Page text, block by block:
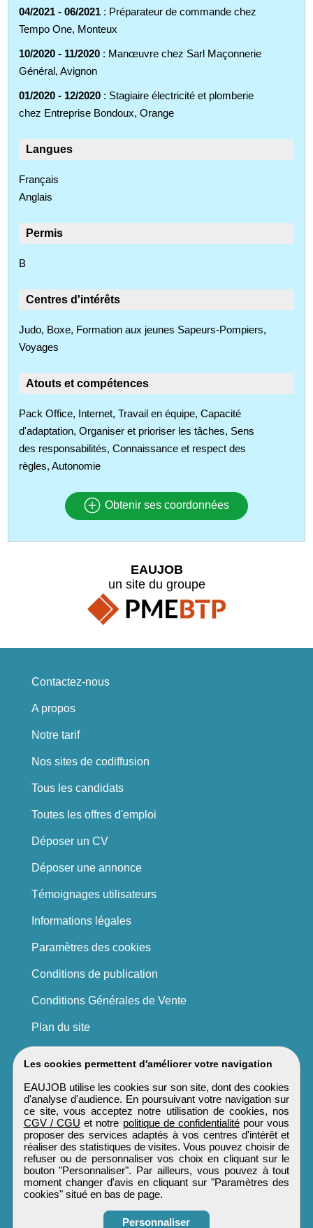
04/2021 - 06/2021 : Préparateur de commande chez
Tempo One, Monteux
10/2020 - 11/2020 : Manœuvre chez Sarl Maçonnerie
Général, Avignon
01/2020 - 12/2020 : Stagiaire électricité et plomberie
chez Entreprise Bondoux, Orange
Langues
Français
Anglais
Permis
B
Centres d'intérêts
Judo, Boxe, Formation aux jeunes Sapeurs-Pompiers,
Voyages
Atouts et compétences
Pack Office, Internet, Travail en équipe, Capacité
d'adaptation, Organiser et prioriser les tâches, Sens
des responsabilités, Connaissance et respect des
règles, Autonomie
Obtenir ses coordonnées
Les cookies permettent d'améliorer votre navigation
EAUJOB utilise les cookies sur son site, dont des cookies
d'analyse d'audience. En poursuivant votre navigation sur
ce site, vous acceptez notre utilisation de cookies, nos
CGV / CGU et notre politique de confidentialité pour vous
proposer des services adaptés à vos centres d'intérêt et
réaliser des statistiques de visites. Vous pouvez choisir de
refuser ou de personnaliser vos choix en cliquant sur le
bouton "Personnaliser". Par ailleurs, vous pouvez à tout
moment changer d'avis en cliquant sur "Paramètres des
cookies" situé en bas de page.
Personnaliser
EAUJOB
un site du groupe
Contactez-nous
A propos
Notre tarif
Nos sites de codiffusion
Tous les candidats
Toutes les offres d'emploi
Déposer un CV
Déposer une annonce
Témoignages utilisateurs
Informations légales
Paramètres des cookies
Conditions de publication
Conditions Générales de Vente
Plan du site